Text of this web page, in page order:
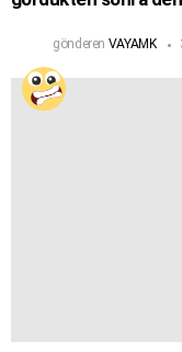
gönderen VAYAMK